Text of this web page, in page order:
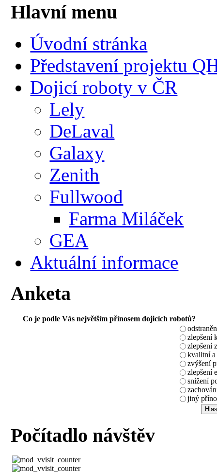
Hlavní menu
Úvodní stránka
Představení projektu
Dojicí roboty v ČR
Lely
DeLaval
Galaxy
Zenith
Fullwood
Farma Miláček
GEA
Aktuální informace
Anketa
Co je podle Vás největším přínosem dojicích robotů?
zlepšení
zlepšení
kvalitní a
zvýšení
zlepšení
snížení
jiný
Počítadlo návštěv